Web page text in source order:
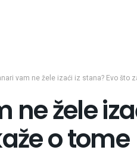
vam ne žele izaći iz stana? Evo što
ne žele
o tome